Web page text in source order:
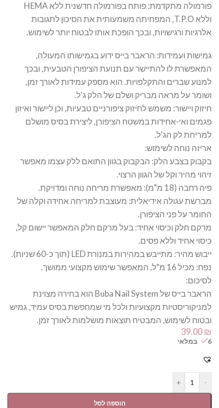
פורמולה מתקדמת: פותח בפורמולה חדשנית ללא HEMA
וללא T.P.O, המפחיתה משמעותית את הסיכון לתגובות
אלרגיות ורגישויות, ובכך הופכת אותו לבטוח יותר לשימוש.
גמישות ועמידות: הראבר בייס ידוע בגמישותו המעולה,
המאפשרת לו להתיישר עם תנועת הציפורן הטבעית, ובכך
למנוע שברים והתקלפויות. הוא מספק עמידות לאורך זמן,
ושומר על מראה מבריק ושלם של הלק ג'ל.
חיזוק ויישור: משמש לחיזוק ציפורניים טבעיות, וכן ליישור ואיזון
פגמים ואי-אחידות במשטח הציפורן, ליצירת בסיס מושלם
למריחת לק הג'ל.
אריזה נוחה לשימוש:
בקבוק בצבע הלק: הבקבוק בגוון התואם ללק עצמו מאפשר
זיהוי מהיר וקל של הגוון הרצוי.
פיה רחבה (18 מ"מ): מאפשרת מריחה נוחה ומדויקת.
מברשת עגולה אידיאלית: מעוצבת למריחה אחידה וקלה של
החומר על פני הציפורן.
מרקם חלק וכיסוי אחיד: בעל מרקם חלק המאפשר יישום קל,
כיסוי אחיד וללא פסים.
ייבוש מהיר: מתייבש במהירות במנורת LED (תוך כ-60 שניות).
נפח: מכיל 16 מ"ל, המאפשר שימוש מקצועי ממושך.
לסיכום:
הראבר בייס של Buba Nail System הוא בחירה מצוינת
למניקוריסטיות מקצועיות ולכל מי שמחפשת בסיס עמיד, גמיש
ובטוח לשימוש, המבטיח תוצאות מושלמות לאורך זמן.
39.00₪
6 במלאי
-
+
הוספה לסל